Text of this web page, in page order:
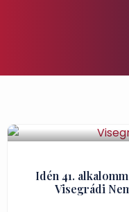
Idén 41.
Visegrádi